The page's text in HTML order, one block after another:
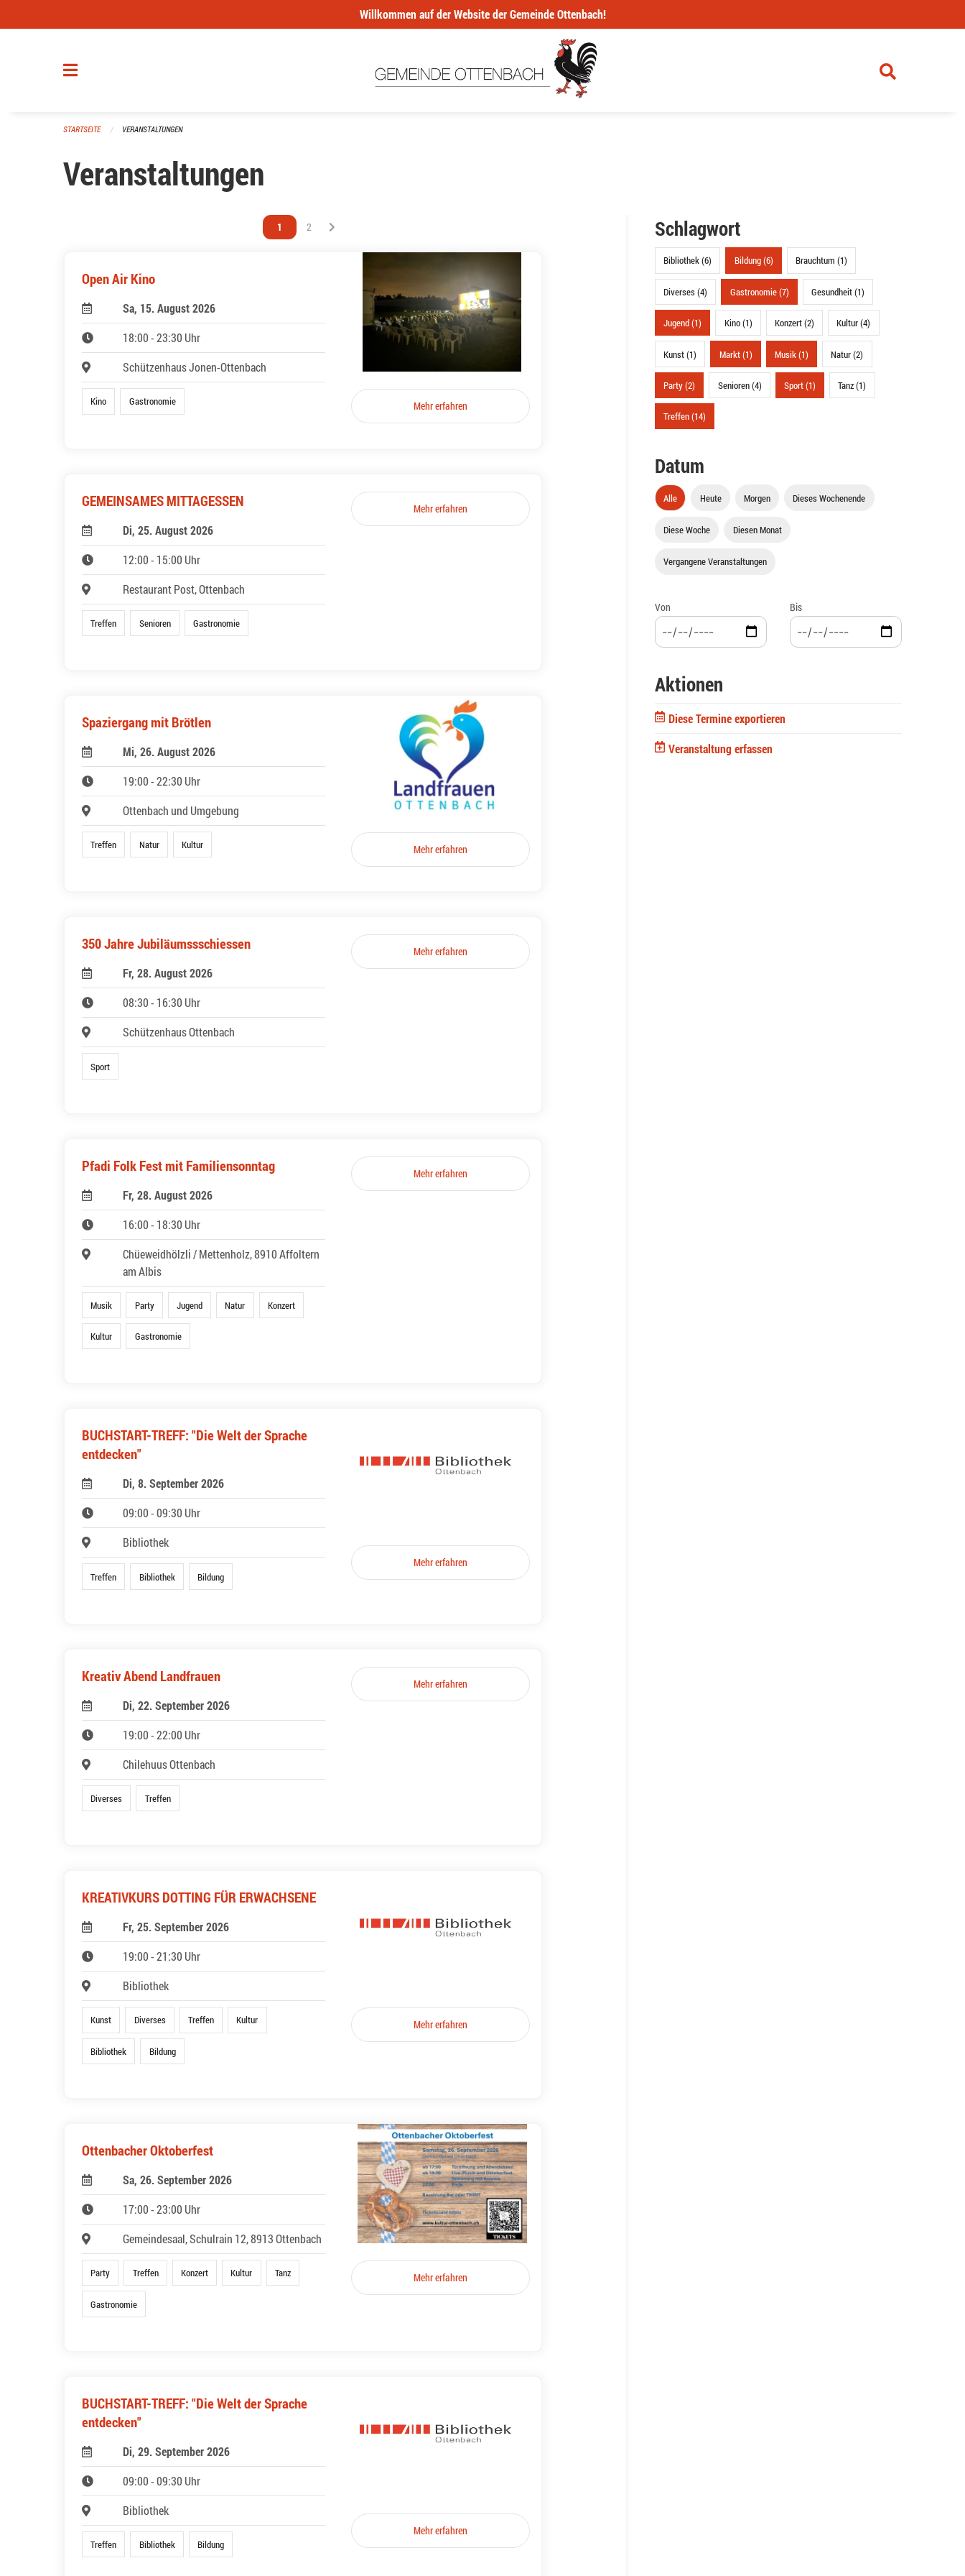
Willkommen auf der Website der Gemeinde Ottenbach!
STARTSEITE VERANSTALTUNGEN
Veranstaltungen
Vous êtes sur la page
1 Vous êtes sur la page
2
Open Air Kino
Sa, 15. August 2026
18:00 - 23:30 Uhr
Schützenhaus Jonen-Ottenbach
Kino Gastronomie Mehr erfahren
GEMEINSAMES MITTAGESSEN
Di, 25. August 2026
12:00 - 15:00 Uhr
Restaurant Post, Ottenbach
Treffen Senioren Gastronomie
Mehr erfahren
Spaziergang mit Brötlen
Mi, 26. August 2026
19:00 - 22:30 Uhr
Ottenbach und Umgebung
Treffen Natur Kultur Mehr erfahren
350 Jahre Jubiläumssschiessen
Fr, 28. August 2026
08:30 - 16:30 Uhr
Schützenhaus Ottenbach
Sport
Mehr erfahren
Pfadi Folk Fest mit Familiensonntag
Fr, 28. August 2026
16:00 - 18:30 Uhr
Chüeweidhölzli / Mettenholz, 8910 Affoltern
am Albis
Musik Party Jugend Natur Konzert
Kultur Gastronomie
Mehr erfahren
BUCHSTART-TREFF: "Die Welt der Sprache
entdecken"
Di, 8. September 2026
09:00 - 09:30 Uhr
Bibliothek
Treffen Bibliothek Bildung
Mehr erfahren
Kreativ Abend Landfrauen
Di, 22. September 2026
19:00 - 22:00 Uhr
Chilehuus Ottenbach
Diverses Treffen
Mehr erfahren
KREATIVKURS DOTTING FÜR ERWACHSENE
Fr, 25. September 2026
19:00 - 21:30 Uhr
Bibliothek
Kunst Diverses Treffen Kultur
Bibliothek Bildung
Mehr erfahren
Ottenbacher Oktoberfest
Sa, 26. September 2026
17:00 - 23:00 Uhr
Gemeindesaal, Schulrain 12, 8913 Ottenbach
Party Treffen Konzert Kultur Tanz
Gastronomie
Mehr erfahren
BUCHSTART-TREFF: "Die Welt der Sprache
entdecken"
Di, 29. September 2026
09:00 - 09:30 Uhr
Bibliothek
Treffen Bibliothek Bildung
Mehr erfahren
Schlagwort
Bibliothek (6) Bildung (6) Brauchtum (1)
Diverses (4) Gastronomie (7) Gesundheit (1)
Jugend (1) Kino (1) Konzert (2) Kultur (4)
Kunst (1) Markt (1) Musik (1) Natur (2)
Party (2) Senioren (4) Sport (1) Tanz (1)
Treffen (14)
Datum
Alle Heute Morgen Dieses Wochenende
Diese Woche Diesen Monat
Vergangene Veranstaltungen
Von Bis
Aktionen
Diese Termine exportieren
Veranstaltung erfassen